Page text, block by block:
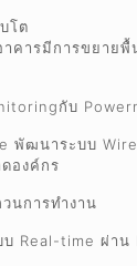
โต
าคารมีการขยาย
กับ
พัฒนาระบบ
องค์กร
นการทำงาน
Real-time ผ่าน